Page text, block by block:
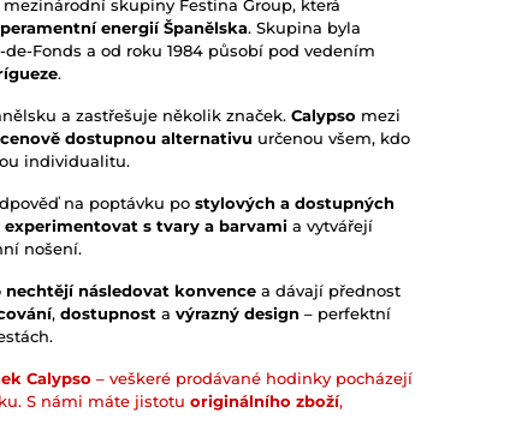
mezinárodní skupiny Festina Group, která
energií Španělska. Skupina byla
de-Fonds a od roku 1984 působí pod vedením
.
a zastřešuje několik značek. Calypso mezi
dostupnou alternativu určenou všem, kdo
individualitu.
na poptávku po stylových a dostupných
experimentovat s tvary a barvami a vytvářejí
nošení.
nechtějí následovat konvence a dávají přednost
, dostupnost a výrazný design – perfektní
Calypso – veškeré prodávané hodinky pocházejí
S námi máte jistotu originálního zboží,